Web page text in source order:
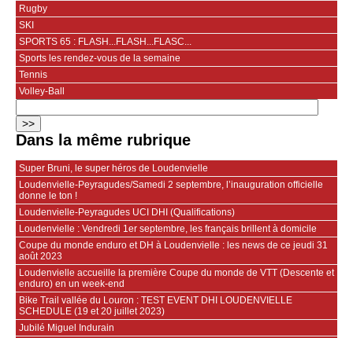
Rugby
SKI
SPORTS 65 : FLASH...FLASH...FLASC...
Sports les rendez-vous de la semaine
Tennis
Volley-Ball
Dans la même rubrique
Super Bruni, le super héros de Loudenvielle
Loudenvielle-Peyragudes/Samedi 2 septembre, l’inauguration officielle
donne le ton !
Loudenvielle-Peyragudes UCI DHI (Qualifications)
Loudenvielle : Vendredi 1er septembre, les français brillent à domicile
Coupe du monde enduro et DH à Loudenvielle : les news de ce jeudi 31
août 2023
Loudenvielle accueille la première Coupe du monde de VTT (Descente et
enduro) en un week-end
Bike Trail vallée du Louron : TEST EVENT DHI LOUDENVIELLE
SCHEDULE (19 et 20 juillet 2023)
Jubilé Miguel Indurain